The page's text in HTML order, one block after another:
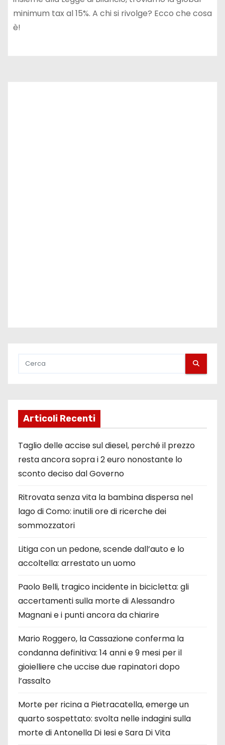
minimum tax al 15%. A chi si rivolge? Ecco che cosa
è!
Articoli Recenti
Taglio delle accise sul diesel, perché il prezzo
resta ancora sopra i 2 euro nonostante lo
sconto deciso dal Governo
Ritrovata senza vita la bambina dispersa nel
lago di Como: inutili ore di ricerche dei
sommozzatori
Litiga con un pedone, scende dall’auto e lo
accoltella: arrestato un uomo
Paolo Belli, tragico incidente in bicicletta: gli
accertamenti sulla morte di Alessandro
Magnani e i punti ancora da chiarire
Mario Roggero, la Cassazione conferma la
condanna definitiva: 14 anni e 9 mesi per il
gioielliere che uccise due rapinatori dopo
l’assalto
Morte per ricina a Pietracatella, emerge un
quarto sospettato: svolta nelle indagini sulla
morte di Antonella Di Iesi e Sara Di Vita